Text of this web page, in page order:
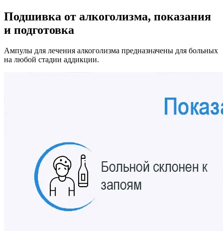
Подшивка от алкоголизма, показания
и подготовка
Ампулы для лечения алкоголизма предназначены для больных
на любой стадии аддикции.